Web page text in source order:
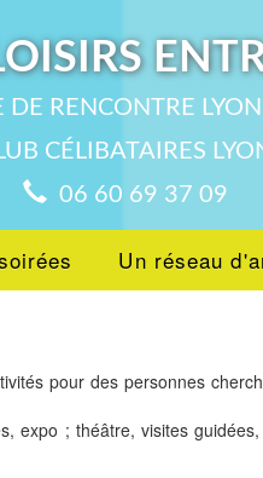
DE RENCONTRE
CÉLIBATAIRES
06 60 69 37 09
Un réseau
pour des personnes
expo ; théâtre, visites